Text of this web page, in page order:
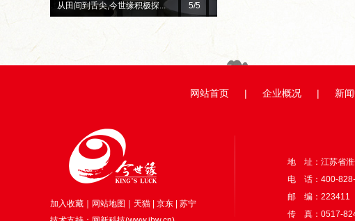
1/5
总台×今世缘官宣！李宇春、...
网站首页 | 企业概况 | 新
加入收藏 网站地图 天猫 京东
苏宁
地 址：江苏省淮
电 话：400-
邮 编：223411
传 真：0517-